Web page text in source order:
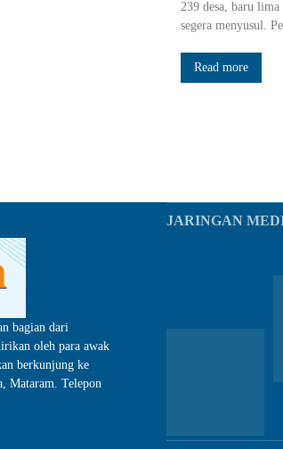
239 desa, baru lima
segera menyusul.
Read more
bagian dari
oleh para awak
berkunjung ke
Mataram. Telepon
JARINGAN